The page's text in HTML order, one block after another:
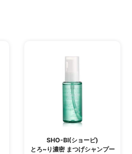
SHO-BI(ショービ)
とろ~り濃密 まつげシャンプー